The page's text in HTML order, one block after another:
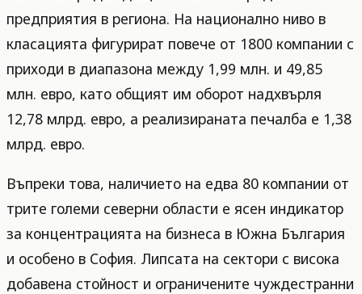
предприятия в региона. На национално ниво в
класацията фигурират повече от 1800 компании с
приходи в диапазона между 1,99 млн. и 49,85
млн. евро, като общият им оборот надхвърля
12,78 млрд. евро, а реализираната печалба е 1,38
млрд. евро.
Въпреки това, наличието на едва 80 компании от
трите големи северни области е ясен индикатор
за концентрацията на бизнеса в Южна България
и особено в София. Липсата на сектори с висока
добавена стойност и ограничените чуждестранни